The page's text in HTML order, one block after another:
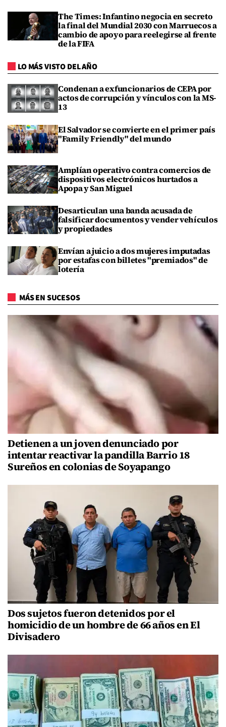
The Times: Infantino negocia en secreto
la final del Mundial 2030 con Marruecos a
cambio de apoyo para reelegirse al frente
de la FIFA
LO MÁS VISTO DEL AÑO
Condenan a exfuncionarios de CEPA por
actos de corrupción y vínculos con la MS-
13
El Salvador se convierte en el primer país
"Family Friendly" del mundo
Amplían operativo contra comercios de
dispositivos electrónicos hurtados a
Apopa y San Miguel
Desarticulan una banda acusada de
falsificar documentos y vender vehículos
y propiedades
Envían a juicio a dos mujeres imputadas
por estafas con billetes "premiados" de
lotería
MÁS EN SUCESOS
Detienen a un joven denunciado por
intentar reactivar la pandilla Barrio 18
Sureños en colonias de Soyapango
Dos sujetos fueron detenidos por el
homicidio de un hombre de 66 años en El
Divisadero